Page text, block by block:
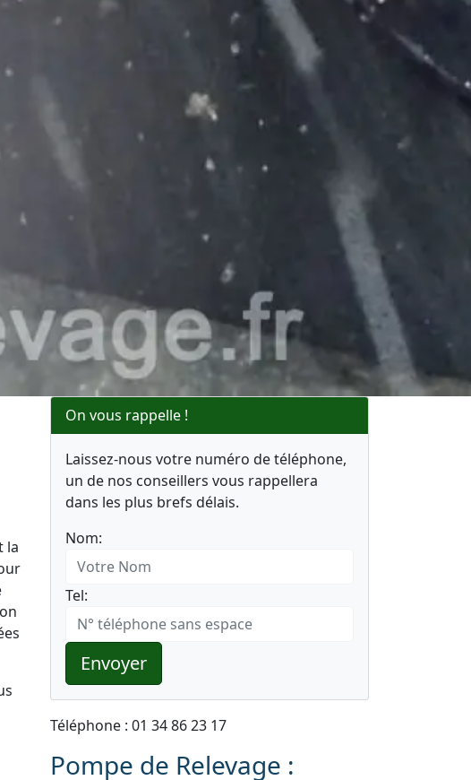
la
On vous rappelle !
Laissez-nous votre numéro de téléphone,
un de nos conseillers vous rappellera
dans les plus brefs délais.
Nom:
Tel:
Envoyer
Téléphone : 01 34 86 23 17
Pompe de Relevage :